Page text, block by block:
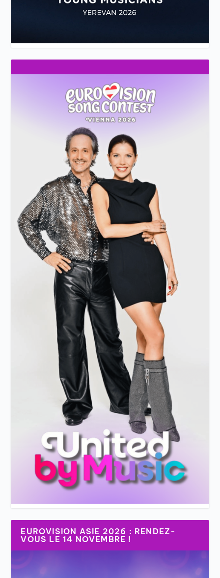
EUROVISION ASIE 2026 : RENDEZ-
VOUS LE 14 NOVEMBRE !